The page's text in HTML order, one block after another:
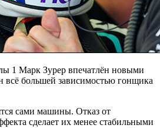
1 Марк Зурер впечатлён новыми
большей зависимостью гонщика
сами машины. Отказ от
сделает их менее стабильными